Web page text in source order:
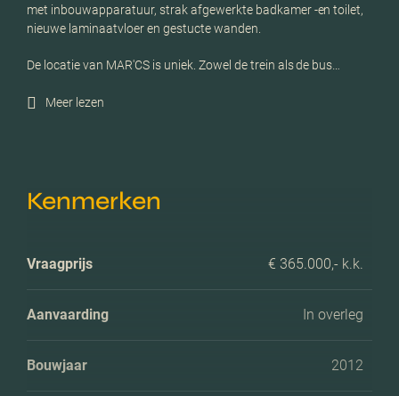
met inbouwapparatuur, strak afgewerkte badkamer -en toilet,
nieuwe laminaatvloer en gestucte wanden.
De locatie van MAR'CS is uniek. Zowel de trein als de bus…
Meer lezen
Kenmerken
Vraagprijs € 365.000,- k.k.
Aanvaarding In overleg
Bouwjaar 2012